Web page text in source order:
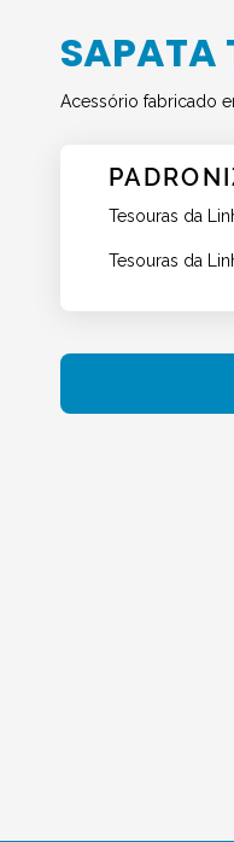
SAPATA
Acessório fabricado
Tesouras da
Tesouras da